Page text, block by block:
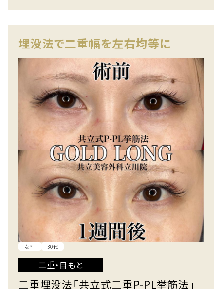
埋没法で二重幅を左右均等に
女性 30代
二重・目もと
二重埋没法「共立式二重P-PL挙筋法」